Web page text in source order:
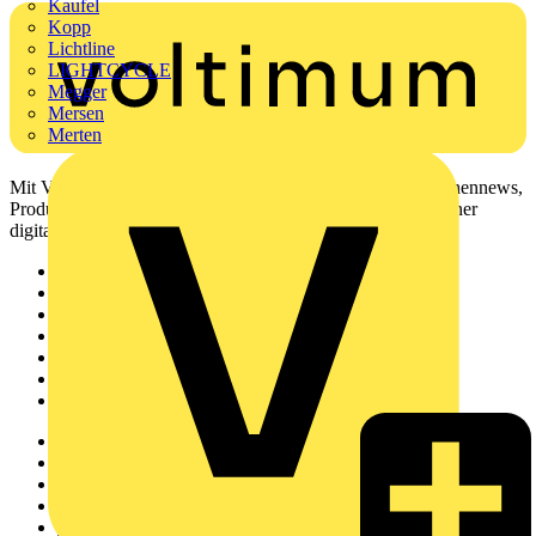
Kaufel
Kopp
Lichtline
LIGHTCYCLE
Megger
Mersen
Merten
Mit Voltimum erhalten Elektrofachkräfte Zugang zu Branchennews,
Produktinformationen, Schulungen und Tools – alles auf einer
digitalen Plattform und Community.